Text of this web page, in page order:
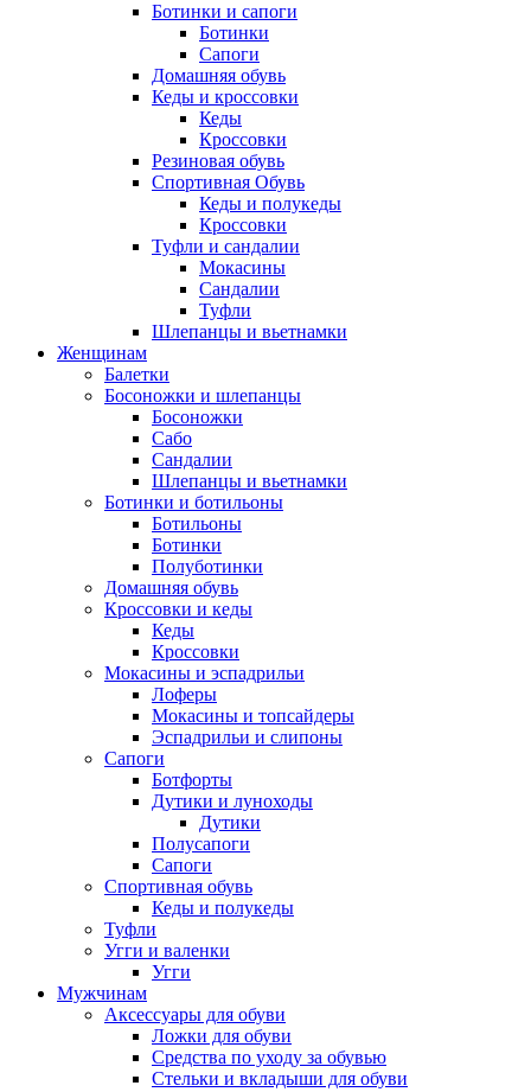
Ботинки и сапоги
Ботинки
Сапоги
Домашняя обувь
Кеды и кроссовки
Кеды
Кроссовки
Резиновая обувь
Спортивная Обувь
Кеды и полукеды
Кроссовки
Туфли и сандалии
Мокасины
Сандалии
Туфли
Шлепанцы и вьетнамки
Женщинам
Балетки
Босоножки и шлепанцы
Босоножки
Сабо
Сандалии
Шлепанцы и вьетнамки
Ботинки и ботильоны
Ботильоны
Ботинки
Полуботинки
Домашняя обувь
Кроссовки и кеды
Кеды
Кроссовки
Мокасины и эспадрильи
Лоферы
Мокасины и топсайдеры
Эспадрильи и слипоны
Сапоги
Ботфорты
Дутики и луноходы
Дутики
Полусапоги
Сапоги
Спортивная обувь
Кеды и полукеды
Туфли
Угги и валенки
Угги
Мужчинам
Аксессуары для обуви
Ложки для обуви
Средства по уходу за обувью
Стельки и вкладыши для обуви